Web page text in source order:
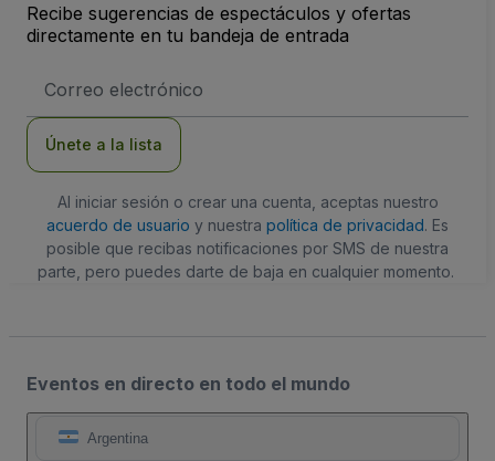
Recibe sugerencias de espectáculos y ofertas
directamente en tu bandeja de entrada
de
Únete a la lista
Al iniciar sesión o crear una cuenta, aceptas nuestro
acuerdo de usuario y nuestra política de privacidad. Es
posible que recibas notificaciones por SMS de nuestra
parte, pero puedes darte de baja en cualquier momento.
Eventos en directo en todo el mundo
Argentina